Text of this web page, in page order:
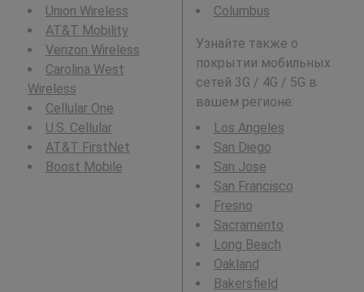
Union Wireless
AT&T Mobility
Verizon Wireless
Carolina West
Wireless
Cellular One
U.S. Cellular
AT&T FirstNet
Boost Mobile
Columbus
Узнайте также о
покрытии мобильных
сетей 3G / 4G / 5G в
вашем регионе:
Los Angeles
San Diego
San Jose
San Francisco
Fresno
Sacramento
Long Beach
Oakland
Bakersfield